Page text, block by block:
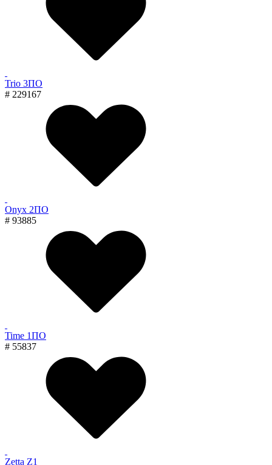
Trio 3ПО
# 229167
Onyx 2ПО
# 93885
Time 1ПО
# 55837
Zetta Z1